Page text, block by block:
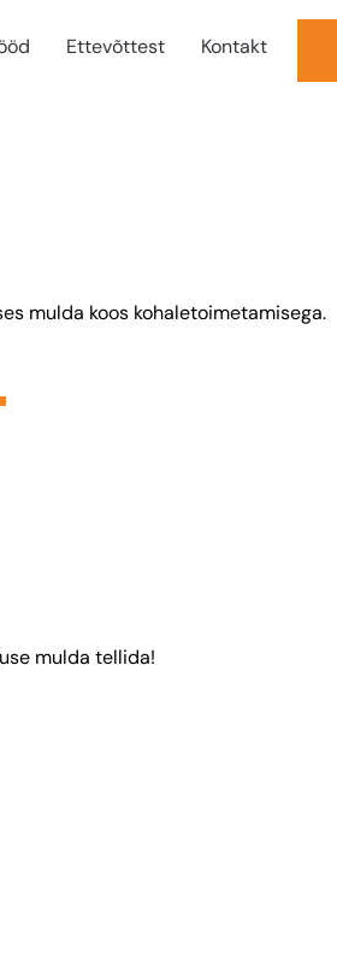
Ettevõttest Kontakt
mulda koos kohaletoimetamisega.
mulda tellida!